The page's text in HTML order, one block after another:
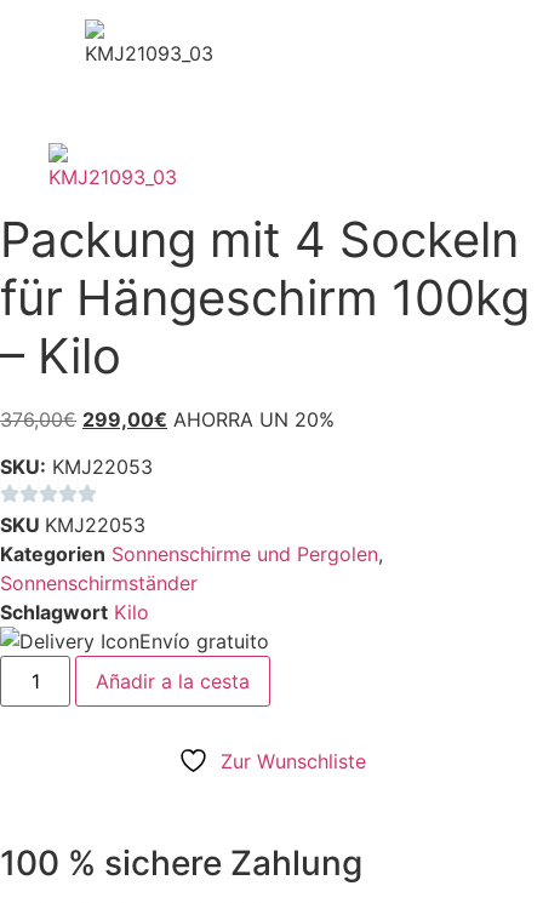
Packung mit 4 Sockeln
für Hängeschirm 100kg
– Kilo
376,00€ Ursprünglicher
war:
376,00€
299,00€ Aktueller
AHORRA UN 20%
SKU: KMJ22053
SKU KMJ22053
Kategorien Sonnenschirme und Pergolen,
Sonnenschirmständer
Schlagwort Kilo
Envío gratuito
Packung
4
Añadir a la cesta
Zur Wunschliste
100 % sichere Zahlung